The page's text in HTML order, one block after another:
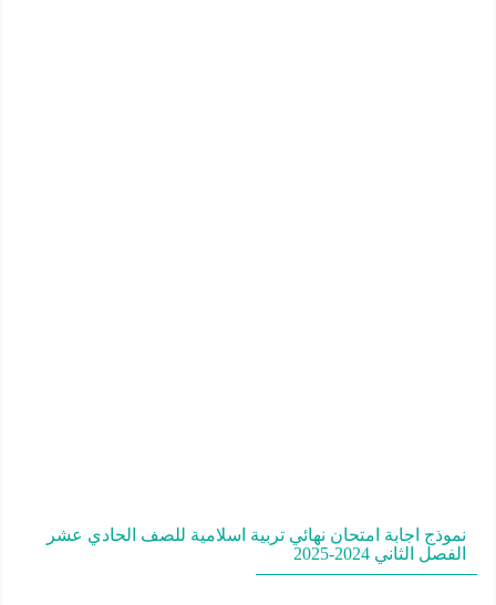
نموذج اجابة امتحان نهائي تربية اسلامية للصف الحادي عشر
الفصل الثاني 2024-2025